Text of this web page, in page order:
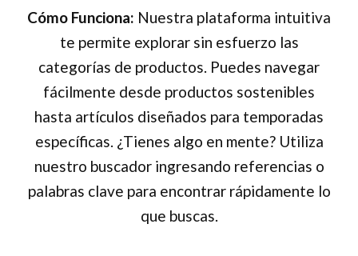
de
producto
Cómo Funciona: Nuestra plataforma intuitiva
te permite explorar sin esfuerzo las
categorías de productos. Puedes navegar
fácilmente desde productos sostenibles
hasta artículos diseñados para temporadas
específicas. ¿Tienes algo en mente? Utiliza
nuestro buscador ingresando referencias o
palabras clave para encontrar rápidamente lo
que buscas.